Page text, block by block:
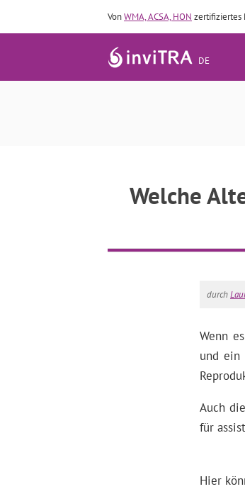
VonWMA, ACSA, HON zertifiziertes
DE
Welche
durch
Wenn
und ein
Auch
für
Hier